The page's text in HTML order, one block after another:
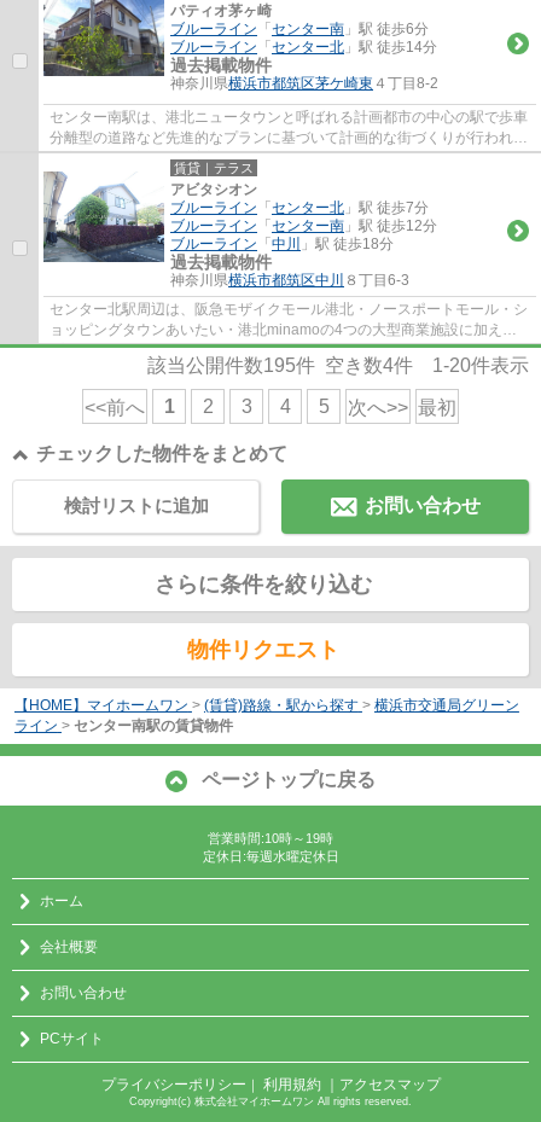
パティオ茅ヶ崎
ブルーライン 「 センター南 」駅 徒歩6分
ブルーライン 「 センター北 」駅 徒歩14分
過去掲載物件
神奈川県横浜市都筑区茅ケ崎東 ４丁目8-2
センター南駅は、港北ニュータウンと呼ばれる計画都市の中心の駅で歩車
分離型の道路など先進的なプランに基づいて計画的な街づくりが行われ、
都市と自然が調和した美しい街です。駅前...
賃貸｜テラス
アビタシオン
ブルーライン 「 センター北 」駅 徒歩7分
ブルーライン 「 センター南 」駅 徒歩12分
ブルーライン 「 中川 」駅 徒歩18分
過去掲載物件
神奈川県横浜市都筑区中川 ８丁目6-3
センター北駅周辺は、阪急モザイクモール港北・ノースポートモール・シ
ョッピングタウンあいたい・港北minamoの4つの大型商業施設に加え、
プレミアヨコハマやYOTSUBAKOなど、お買い物...
該当公開件数195件 空き数4件 1-20件表示
<<前へ 1 2 3 4 5 次へ>> 最初
チェックした物件をまとめて
お問い合わせ
検討リストに追加
さらに条件を絞り込む
物件リクエスト
【HOME】マイホームワン > (賃貸)路線・駅から探す > 横浜市交通局グリーン
ライン > センター南駅の賃貸物件
ページトップに戻る
営業時間:10時～19時
定休日:毎週水曜定休日
ホーム
会社概要
お問い合わせ
PCサイト
プライバシーポリシー ｜ 利用規約 ｜アクセスマップ
Copyright(c) 株式会社マイホームワン All rights reserved.